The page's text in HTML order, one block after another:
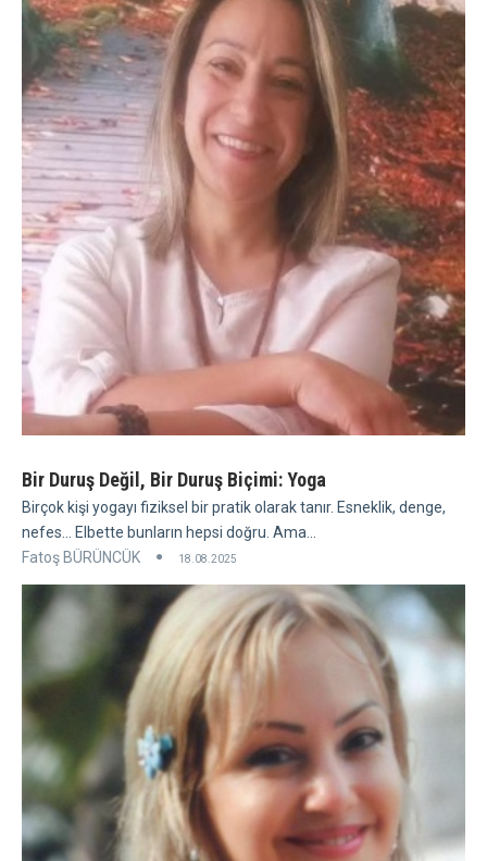
Bir Duruş Değil, Bir Duruş Biçimi: Yoga
Birçok kişi yogayı fiziksel bir pratik olarak tanır. Esneklik, denge,
nefes... Elbette bunların hepsi doğru. Ama...
Fatoş BÜRÜNCÜK
18.08.2025